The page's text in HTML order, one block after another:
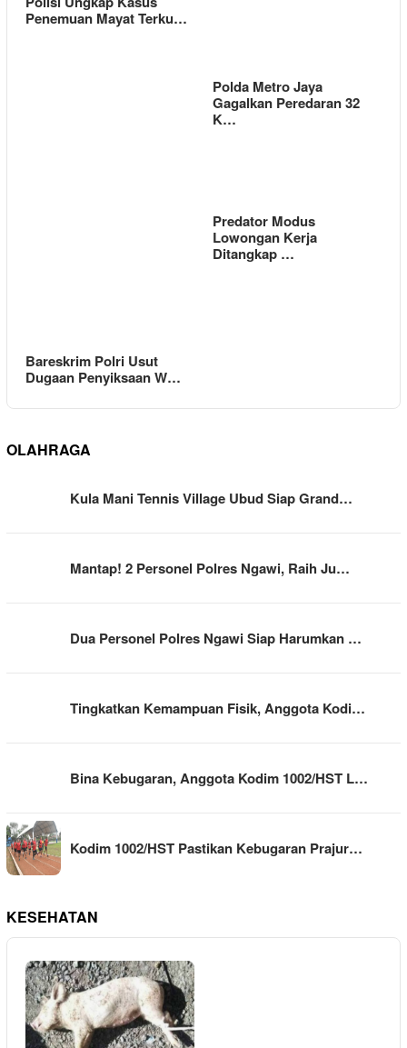
Penemuan Mayat Terku…
Polda Metro Jaya
Gagalkan Peredaran 32
K…
Bareskrim Polri Usut
Dugaan Penyiksaan W…
Predator Modus
Lowongan Kerja
Ditangkap …
OLAHRAGA
Kula Mani Tennis Village Ubud Siap Grand…
Mantap! 2 Personel Polres Ngawi, Raih Ju…
Dua Personel Polres Ngawi Siap Harumkan …
Tingkatkan Kemampuan Fisik, Anggota Kodi…
Bina Kebugaran, Anggota Kodim 1002/HST L…
Kodim 1002/HST Pastikan Kebugaran Prajur…
KESEHATAN